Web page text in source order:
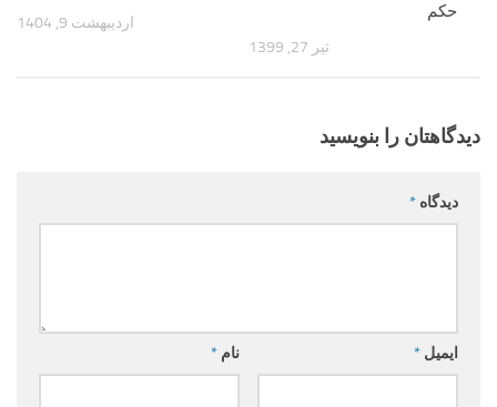
اردیبهشت 9, 1404
حکم
تیر 27, 1399
دیدگاهتان را بنویسید
دیدگاه *
نام * ایمیل *